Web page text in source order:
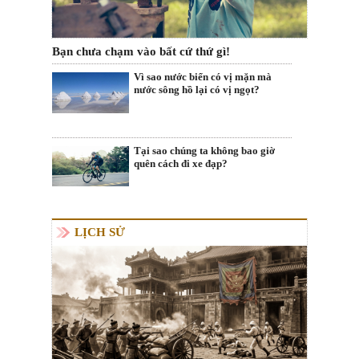
Bạn chưa chạm vào bất cứ thứ gì!
Vì sao nước biển có vị mặn mà
nước sông hồ lại có vị ngọt?
Tại sao chúng ta không bao giờ
quên cách đi xe đạp?
LỊCH SỬ